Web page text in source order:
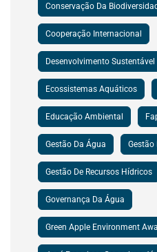
Conservação Da
Cooperação Internacional
Desenvolvimento Sustentável
Ecossistemas Aquáticos
Educação Ambiental
Gestão Da Água Gestão
Gestão De Recursos Hídricos
Governança Da Água
Green Apple Environment